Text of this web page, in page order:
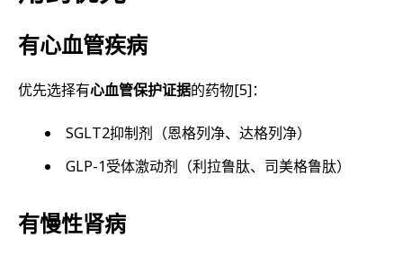
有心血管疾病
优先选择有心血管保护证据的药物[5]：
SGLT2抑制剂（恩格列净、达格列净）
GLP-1受体激动剂（利拉鲁肽、司美格鲁肽）
有慢性肾病